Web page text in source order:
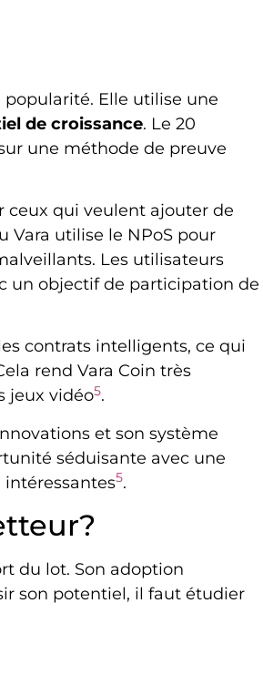
Elle utilise une
de croissance. Le 20
une méthode de preuve
ceux qui veulent ajouter de
Vara utilise le NPoS pour
Les utilisateurs
un objectif de participation de
contrats intelligents, ce qui
rend Vara Coin très
jeux vidéo5.
et son système
séduisante avec une
5.
du lot. Son adoption
son potentiel, il faut étudier